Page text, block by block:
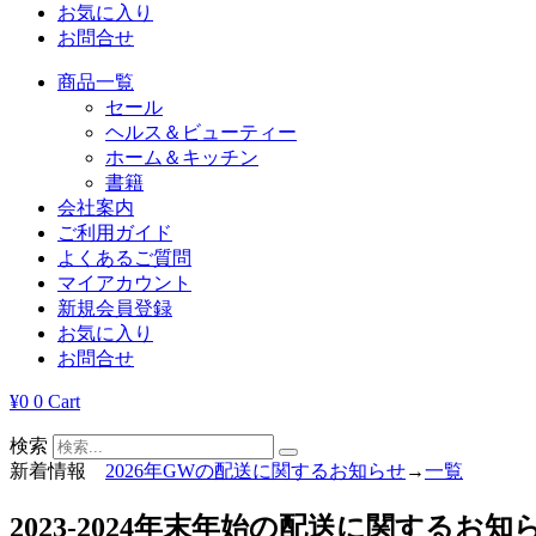
お気に入り
お問合せ
商品一覧
セール
ヘルス＆ビューティー
ホーム＆キッチン
書籍
会社案内
ご利用ガイド
よくあるご質問
マイアカウント
新規会員登録
お気に入り
お問合せ
¥0 0 Cart
検索
新着情報 2026年GWの配送に関するお知らせ→一覧
2023-2024年末年始の配送に関するお知